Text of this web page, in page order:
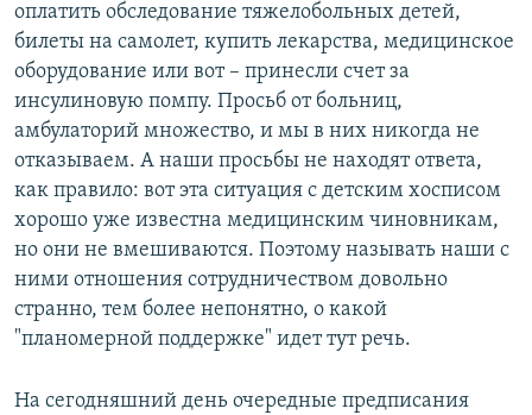
оплатить обследование тяжелобольных детей,
билеты на самолет, купить лекарства, медицинское
оборудование или вот – ​принесли счет за
инсулиновую помпу. Просьб от больниц,
амбулаторий множество, и мы в них никогда не
отказываем. А наши просьбы не находят ответа,
как правило: вот эта ситуация с детским хосписом
хорошо уже известна медицинским чиновникам,
но они не вмешиваются. Поэтому называть наши с
ними отношения сотрудничеством довольно
странно, тем более непонятно, о какой
"планомерной поддержке" идет тут речь.
На сегодняшний день очередные предписания